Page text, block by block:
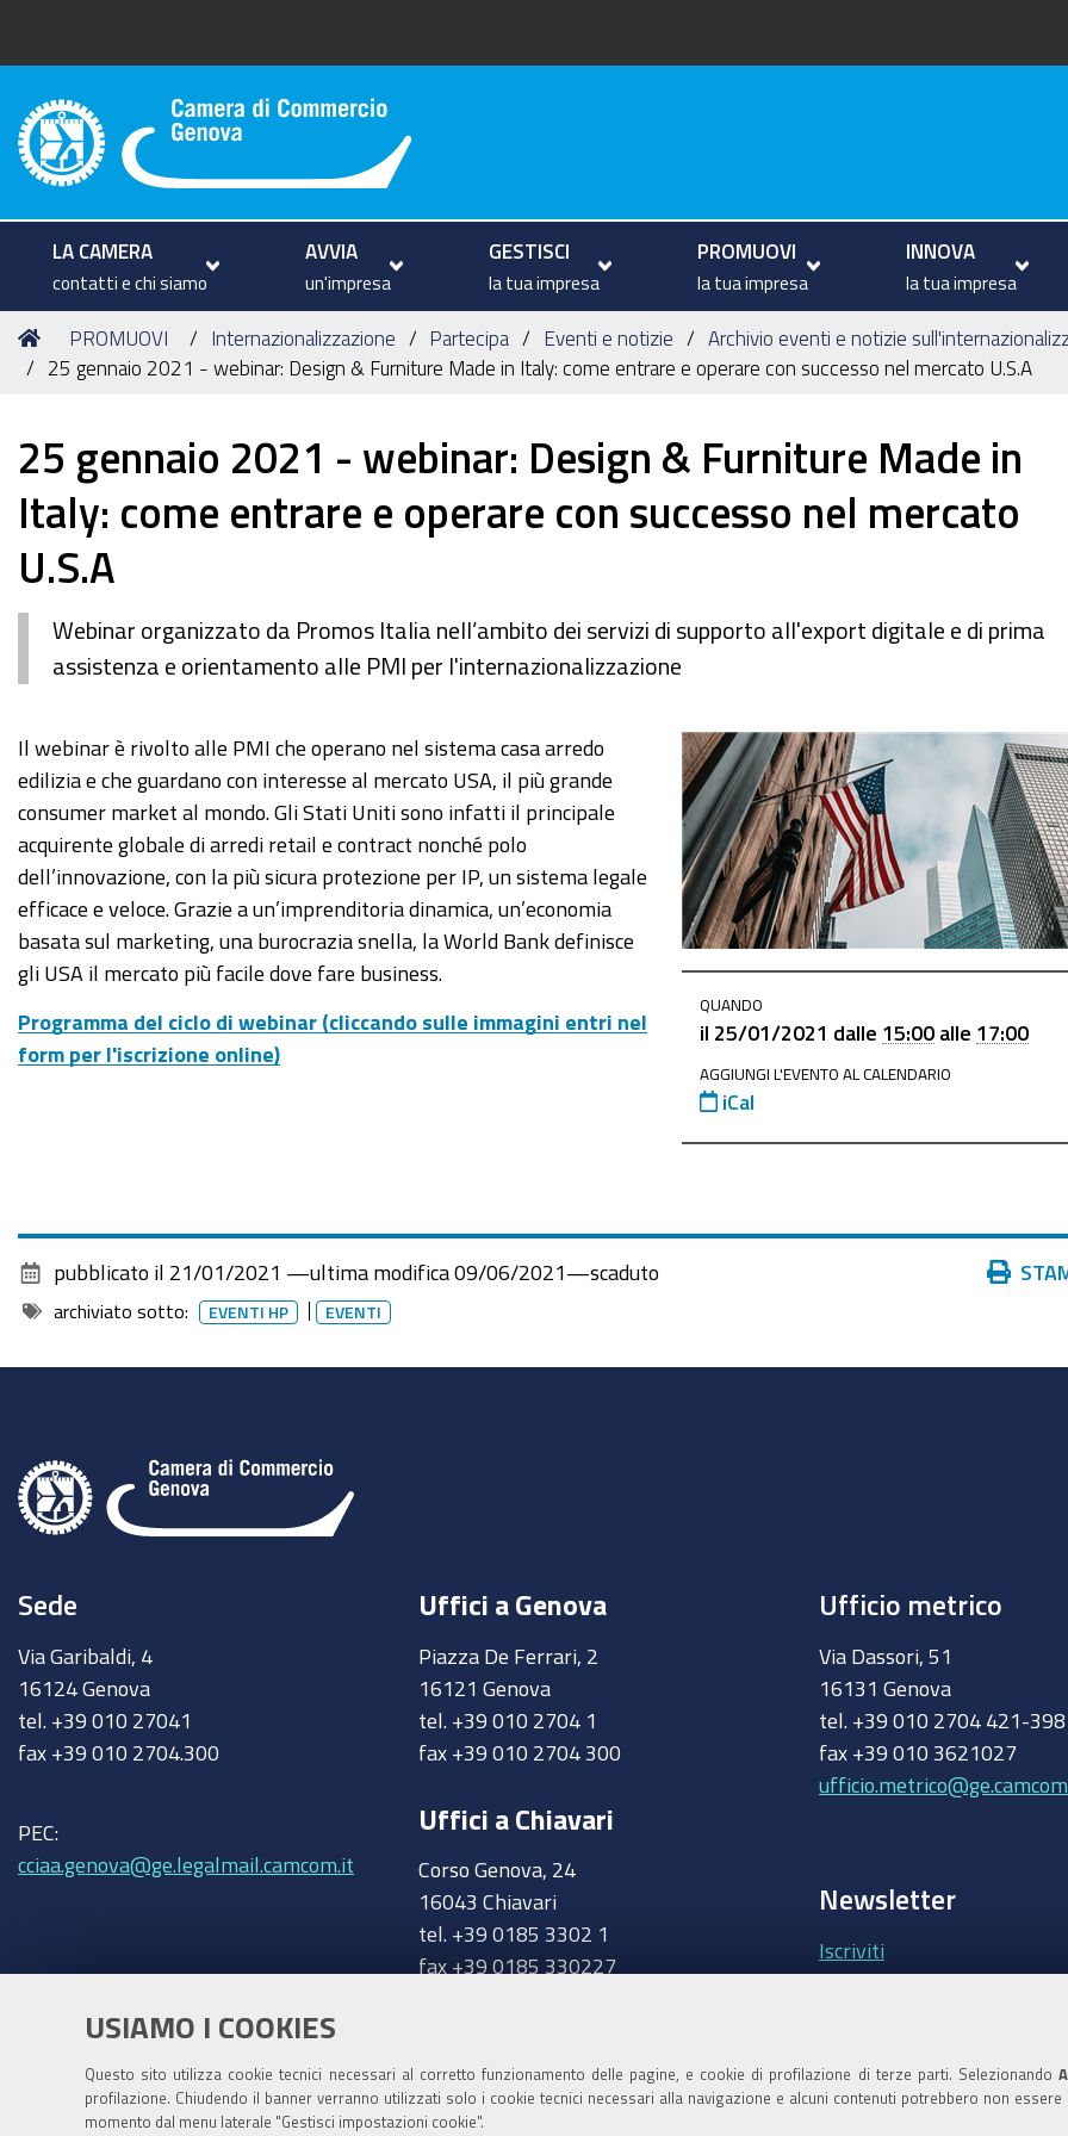
USIAMO I COOKIES
Questo sito utilizza cookie tecnici necessari al corretto funzionamento delle pagine, e cookie di profilazione di terze parti. Selezionando
profilazione. Chiudendo il banner verranno utilizzati solo i cookie tecnici necessari alla navigazione e alcuni contenuti potrebbero non
momento dal menu laterale "Gestisci impostazioni cookie".
Camera di Commercio di Genova
LA CAMERA
contatti e chi siamo
AVVIA
un'impresa
GESTISCI
la tua impresa
PROMUOVI
la tua impresa
INNOVA
la tua impresa
Tu
sei
Home
PROMUOVI Internazionalizzazione Partecipa Eventi e notizie
Archivio eventi e notizie
25 gennaio 2021 - webinar: Design & Furniture Made in Italy: come entrare e operare con successo nel mercato U.S.A
25 gennaio 2021 - webinar: Design & Furniture Made in
Italy: come entrare e operare con successo nel mercato
U.S.A
Webinar organizzato da Promos Italia nell’ambito dei servizi di supporto all'export digitale e di prima
assistenza e orientamento alle PMI per l'internazionalizzazione
https://www.ge.camcom.gov.it/it/promuovi/internazionalizzazione-
1/partecipa-
1/eventi-
e-
notizie-
1/archivio-
eventi-
e-
sullinternazionalizzazione/webinar-
design-
come-
entrare-
operare-
u-
s.a
gennaio
-
webinar:
Design
&
Italy:
e
successo
QUANDO
il 25/01/2021 dalle 15:00alle 17:00
AGGIUNGI L'EVENTO AL CALENDARIO
iCal
Il webinar è rivolto alle PMI che operano nel sistema casa arredo
edilizia e che guardano con interesse al mercato USA, il più grande
consumer market al mondo. Gli Stati Uniti sono infatti il principale
acquirente globale di arredi retail e contract nonché polo
dell’innovazione, con la più sicura protezione per IP, un sistema legale
efficace e veloce. Grazie a un’imprenditoria dinamica, un’economia
basata sul marketing, una burocrazia snella, la World Bank definisce
gli USA il mercato più facile dove fare business.
Programma del ciclo di webinar (cliccando sulle immagini entri nel
form per l'iscrizione online)
Azioni
pubblicato il 21/01/2021 —ultima modifica 09/06/2021—scaduto
archiviato sotto: EVENTI HP EVENTI
Sede
Via Garibaldi, 4
16124 Genova
tel. +39 010 27041
fax +39 010 2704.300
PEC:
cciaa.genova@ge.legalmail.camcom.it
Trasparenza
Uffici a Genova
Piazza De Ferrari, 2
16121 Genova
tel. +39 010 2704 1
fax +39 010 2704 300
Uffici a Chiavari
Corso Genova, 24
16043 Chiavari
tel. +39 0185 3302 1
fax +39 0185 330227
Ufficio metrico
Via Dassori, 51
16131 Genova
tel. +39 010 2704 421-
fax +39 010 3621027
Newsletter
Iscriviti
Accedi